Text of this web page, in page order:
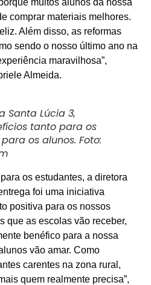
muitos alunos da nossa
comprar materiais melhores.
Além disso, as reformas
sendo o nosso último ano na
maravilhosa”,
Almeida.
Santa Lúcia 3,
tanto para os
os alunos. Foto:
os estudantes, a diretora
foi uma iniciativa
positiva para os nossos
que as escolas vão receber,
benéfico para a nossa
vão amar. Como
carentes na zona rural,
quem realmente precisa”,